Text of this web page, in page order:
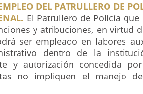
DEL PATRULLERO DE
El Patrullero de Policía
y atribuciones, en virtud
ser empleado en labores
dentro de la
y autorización concedida
no impliquen el manejo